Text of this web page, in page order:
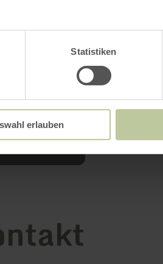
Statistiken
erlauben
öffnen